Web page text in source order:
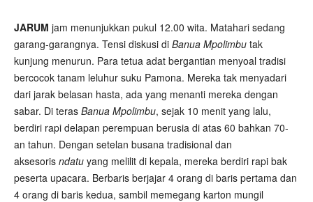
JARUM jam menunjukkan pukul 12.00 wita. Matahari sedang
garang-garangnya. Tensi diskusi di Banua Mpolimbu tak
kunjung menurun. Para tetua adat bergantian menyoal tradisi
bercocok tanam leluhur suku Pamona. Mereka tak menyadari
dari jarak belasan hasta, ada yang menanti mereka dengan
sabar. Di teras Banua Mpolimbu, sejak 10 menit yang lalu,
berdiri rapi delapan perempuan berusia di atas 60 bahkan 70-
an tahun. Dengan setelan busana tradisional dan
aksesoris ndatu yang melilit di kepala, mereka berdiri rapi bak
peserta upacara. Berbaris berjajar 4 orang di baris pertama dan
4 orang di baris kedua, sambil memegang karton mungil